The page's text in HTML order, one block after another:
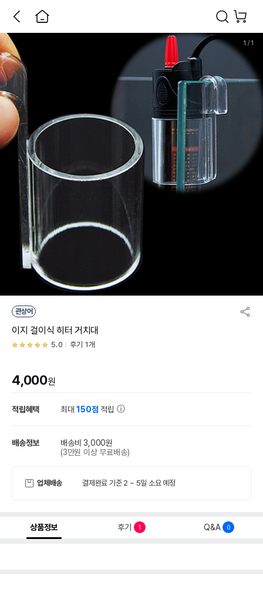
1 / 1
관상어
이지 걸이식 히터 거치대
5.0 후기 1개
4,000원
적립혜택 최대150점 적립
배송정보
배송비 3,000원
(3만원 이상 무료배송)
업체배송 결제완료 기준 2 ~ 5일 소요 예정
상품정보 후기 1 Q&A 0